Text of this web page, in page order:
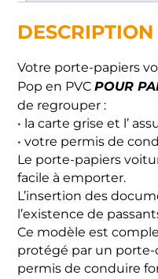
DESCRIPTION
Votre porte-papiers
Pop en PVCPOUR
de regrouper :
• la carte grise et l’
• votre permis de
Le porte-papiers
facile à emporter.
L’insertion des
l’existence de
Ce modèle est
protégé par un
permis de conduire